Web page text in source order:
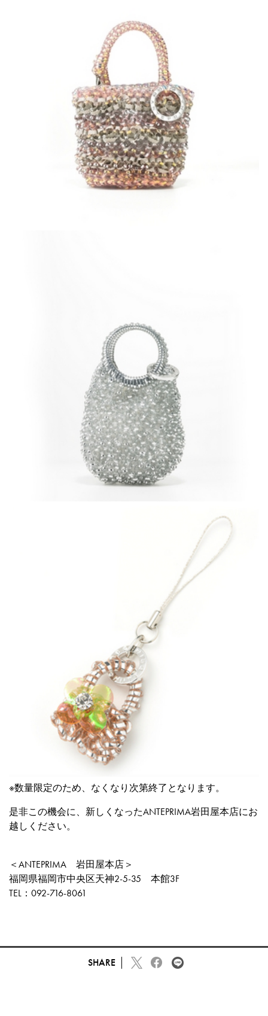
※数量限定のため、なくなり次第終了となります。
是非この機会に、新しくなったANTEPRIMA岩田屋本店にお
越しください。
＜ANTEPRIMA 岩田屋本店＞
福岡県福岡市中央区天神2-5-35 本館3F
TEL：092-716-8061
SHARE